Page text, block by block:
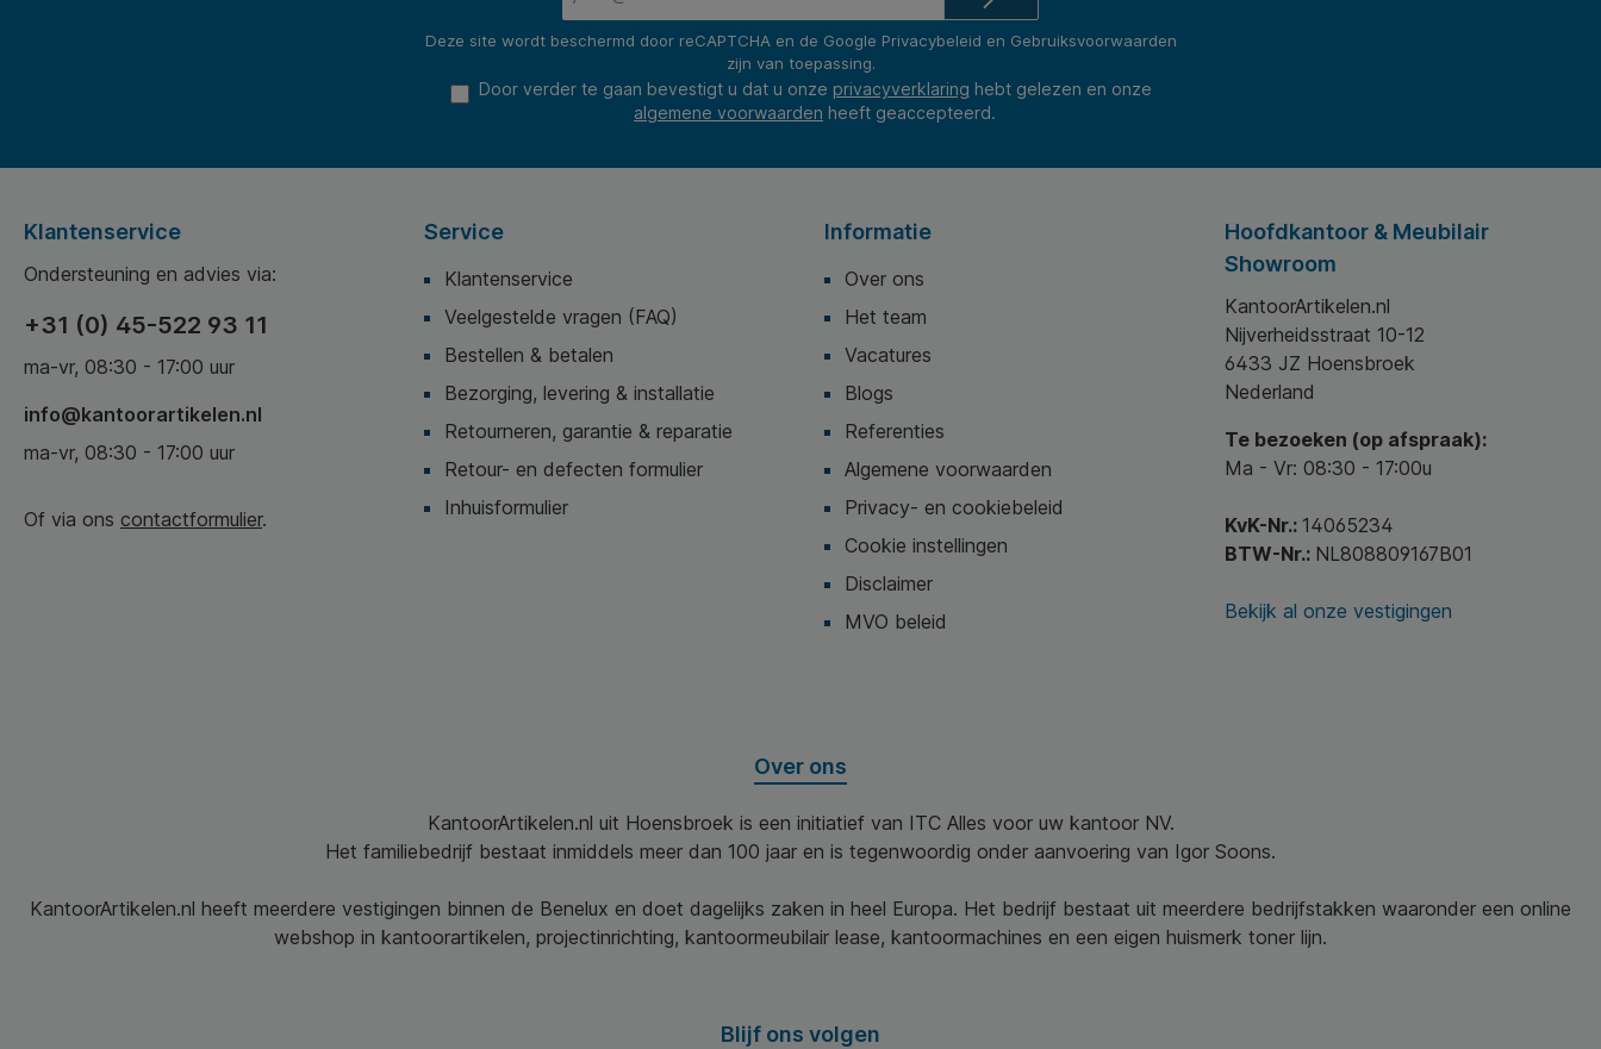
Deze site wordt beschermd door reCAPTCHA en de Google Privacybeleid en Gebruiksvoorwaarden
zijn van toepassing.
Door verder te gaan bevestigt u dat u onze privacyverklaring hebt gelezen en onze
algemene voorwaarden heeft geaccepteerd.
Klantenservice
Ondersteuning en advies via:
+31 (0) 45-522 93 11
ma-vr, 08:30 - 17:00 uur
info@kantoorartikelen.nl
ma-vr, 08:30 - 17:00 uur
Of via ons contactformulier.
Service
Klantenservice
Veelgestelde vragen (FAQ)
Bestellen & betalen
Bezorging, levering & installatie
Retourneren, garantie & reparatie
Retour- en defecten formulier
Inhuisformulier
Informatie
Over ons
Het team
Vacatures
Blogs
Referenties
Algemene voorwaarden
Privacy- en cookiebeleid
Cookie instellingen
Disclaimer
MVO beleid
Hoofdkantoor & Meubilair
Showroom
KantoorArtikelen.nl
Nijverheidsstraat 10-12
6433 JZ Hoensbroek
Nederland
Te bezoeken (op afspraak):
Ma - Vr: 08:30 - 17:00u
KvK-Nr.: 14065234
BTW-Nr.: NL808809167B01
Bekijk al onze vestigingen
Over ons
KantoorArtikelen.nl uit Hoensbroek is een initiatief van ITC Alles voor uw kantoor NV.
Het familiebedrijf bestaat inmiddels meer dan 100 jaar en is tegenwoordig onder aanvoering van Igor Soons.
KantoorArtikelen.nl heeft meerdere vestigingen binnen de Benelux en doet dagelijks zaken in heel Europa. Het bedrijf bestaat uit meerdere bedrijfstakken waaronder een online
webshop in kantoorartikelen, projectinrichting, kantoormeubilair lease, kantoormachines en een eigen huismerk toner lijn.
Blijf ons volgen